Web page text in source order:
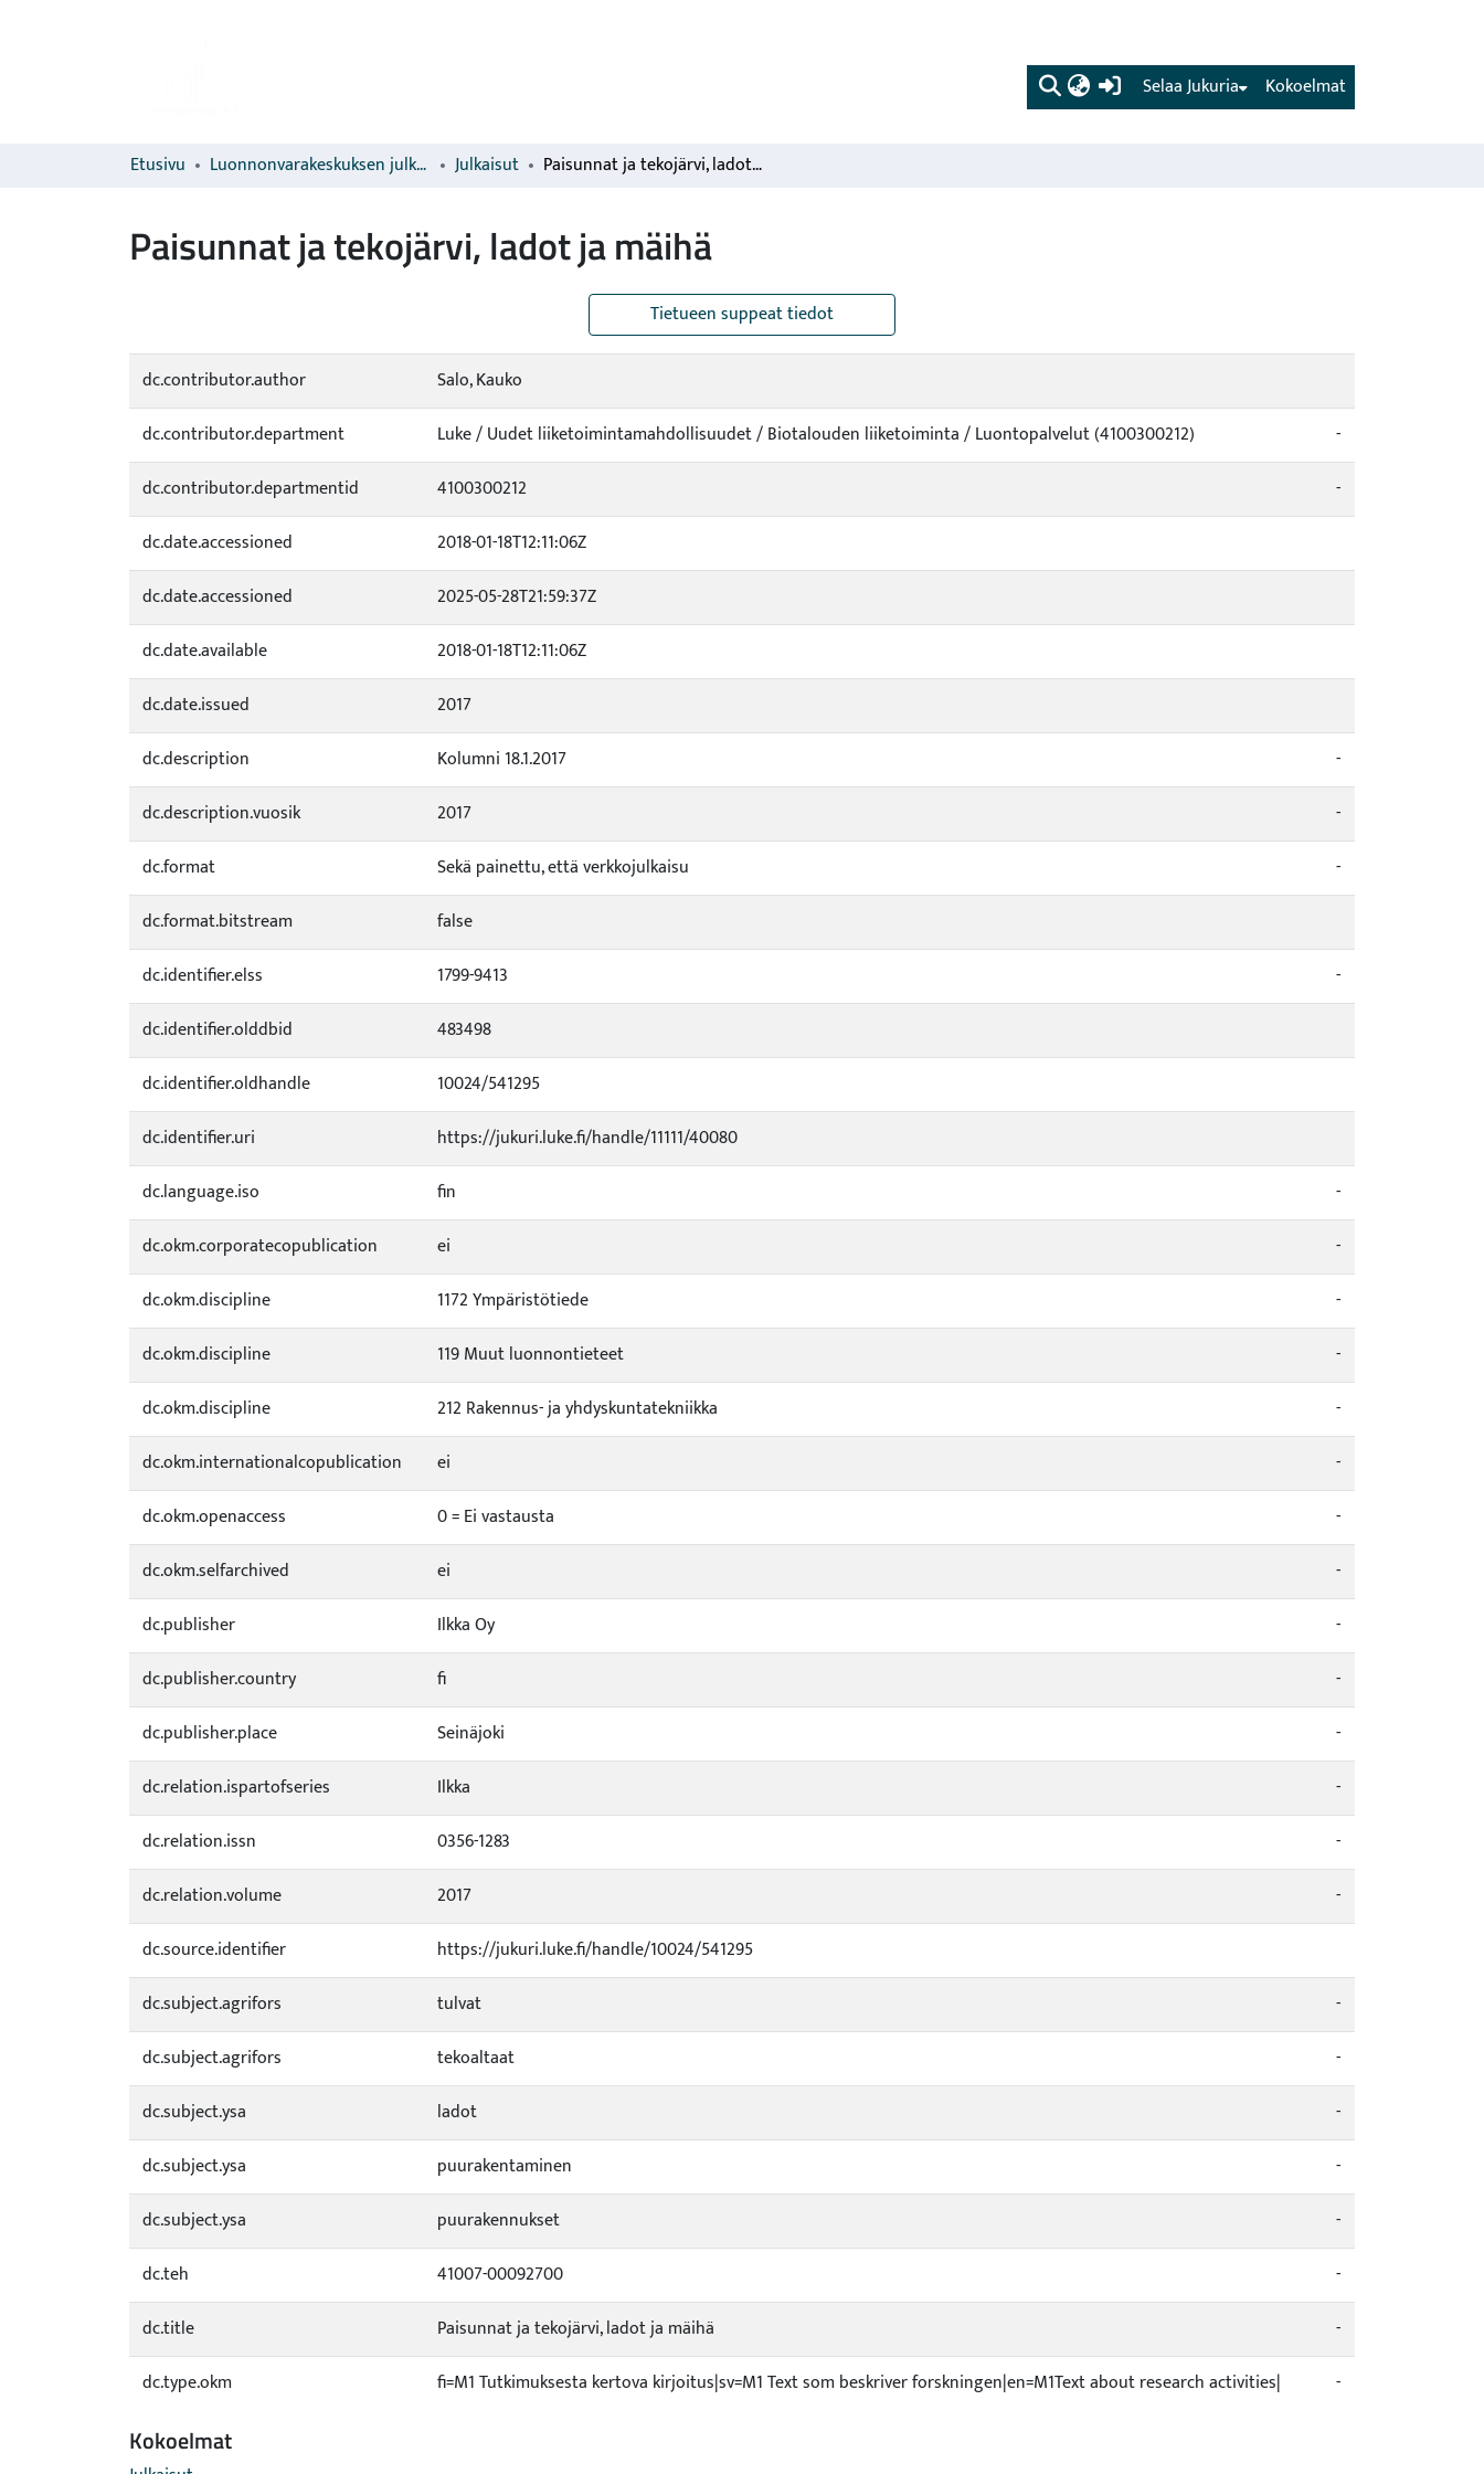
(current) Kokoelmat
Selaa Jukuria
Etusivu Luonnonvarakeskuksen julkaisut Julkaisut Paisunnat ja tekojärvi, ladot ja mäihä
Paisunnat ja tekojärvi, ladot ja mäihä
Tietueen suppeat tiedot
dc.contributor.author
Salo, Kauko
dc.contributor.department
Luke / Uudet liiketoimintamahdollisuudet / Biotalouden liiketoiminta / Luontopalvelut (4100300212)
-
dc.contributor.departmentid
4100300212
-
dc.date.accessioned
2018-01-18T12:11:06Z
dc.date.accessioned
2025-05-28T21:59:37Z
dc.date.available
2018-01-18T12:11:06Z
dc.date.issued
2017
dc.description
Kolumni 18.1.2017
-
dc.description.vuosik
2017
-
dc.format
Sekä painettu, että verkkojulkaisu
-
dc.format.bitstream
false
dc.identifier.elss
1799-9413
-
dc.identifier.olddbid
483498
dc.identifier.oldhandle
10024/541295
dc.identifier.uri
https://jukuri.luke.fi/handle/11111/40080
dc.language.iso
fin
-
dc.okm.corporatecopublication
ei
-
dc.okm.discipline
1172 Ympäristötiede
-
dc.okm.discipline
119 Muut luonnontieteet
-
dc.okm.discipline
212 Rakennus- ja yhdyskuntatekniikka
-
dc.okm.internationalcopublication
ei
-
dc.okm.openaccess
0 = Ei vastausta
-
dc.okm.selfarchived
ei
-
dc.publisher
Ilkka Oy
-
dc.publisher.country
fi
-
dc.publisher.place
Seinäjoki
-
dc.relation.ispartofseries
Ilkka
-
dc.relation.issn
0356-1283
-
dc.relation.volume
2017
-
dc.source.identifier
https://jukuri.luke.fi/handle/10024/541295
dc.subject.agrifors
tulvat
-
dc.subject.agrifors
tekoaltaat
-
dc.subject.ysa
ladot
-
dc.subject.ysa
puurakentaminen
-
dc.subject.ysa
puurakennukset
-
dc.teh
41007-00092700
-
dc.title
Paisunnat ja tekojärvi, ladot ja mäihä
-
dc.type.okm
fi=M1 Tutkimuksesta kertova kirjoitus|sv=M1 Text som beskriver forskningen|en=M1Text about research activities| -
Kokoelmat